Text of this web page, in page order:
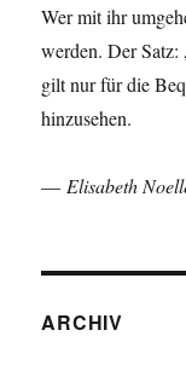
Wer mit ihr
werden. Der Satz:
gilt nur für die
hinzusehen.
— Elisabeth
ARCHIV